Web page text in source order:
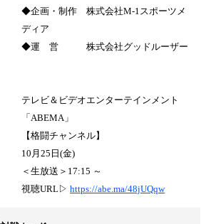
◆企画・制作 株式会社M-1スポーツメ
ディア
◆運 営 株式会社グッドルーザー
テレビ＆ビデオエンターテインメント
「ABEMA」
【格闘チャンネル】
10月25日(金)
＜生放送＞17:15 ～
視聴URL▷https://abe.ma/48jUQqw